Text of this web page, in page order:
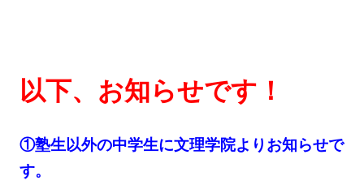
以下、お知らせです！
①塾生以外の中学生に文理学院よりお知らせで
す。